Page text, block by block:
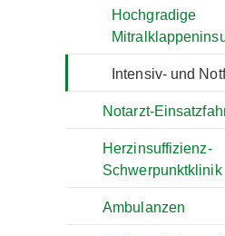
Hochgradige
Intensiv- und
Notarzt-
Herzinsuffizienz-
Schwerpunktklinik
Ambulanzen